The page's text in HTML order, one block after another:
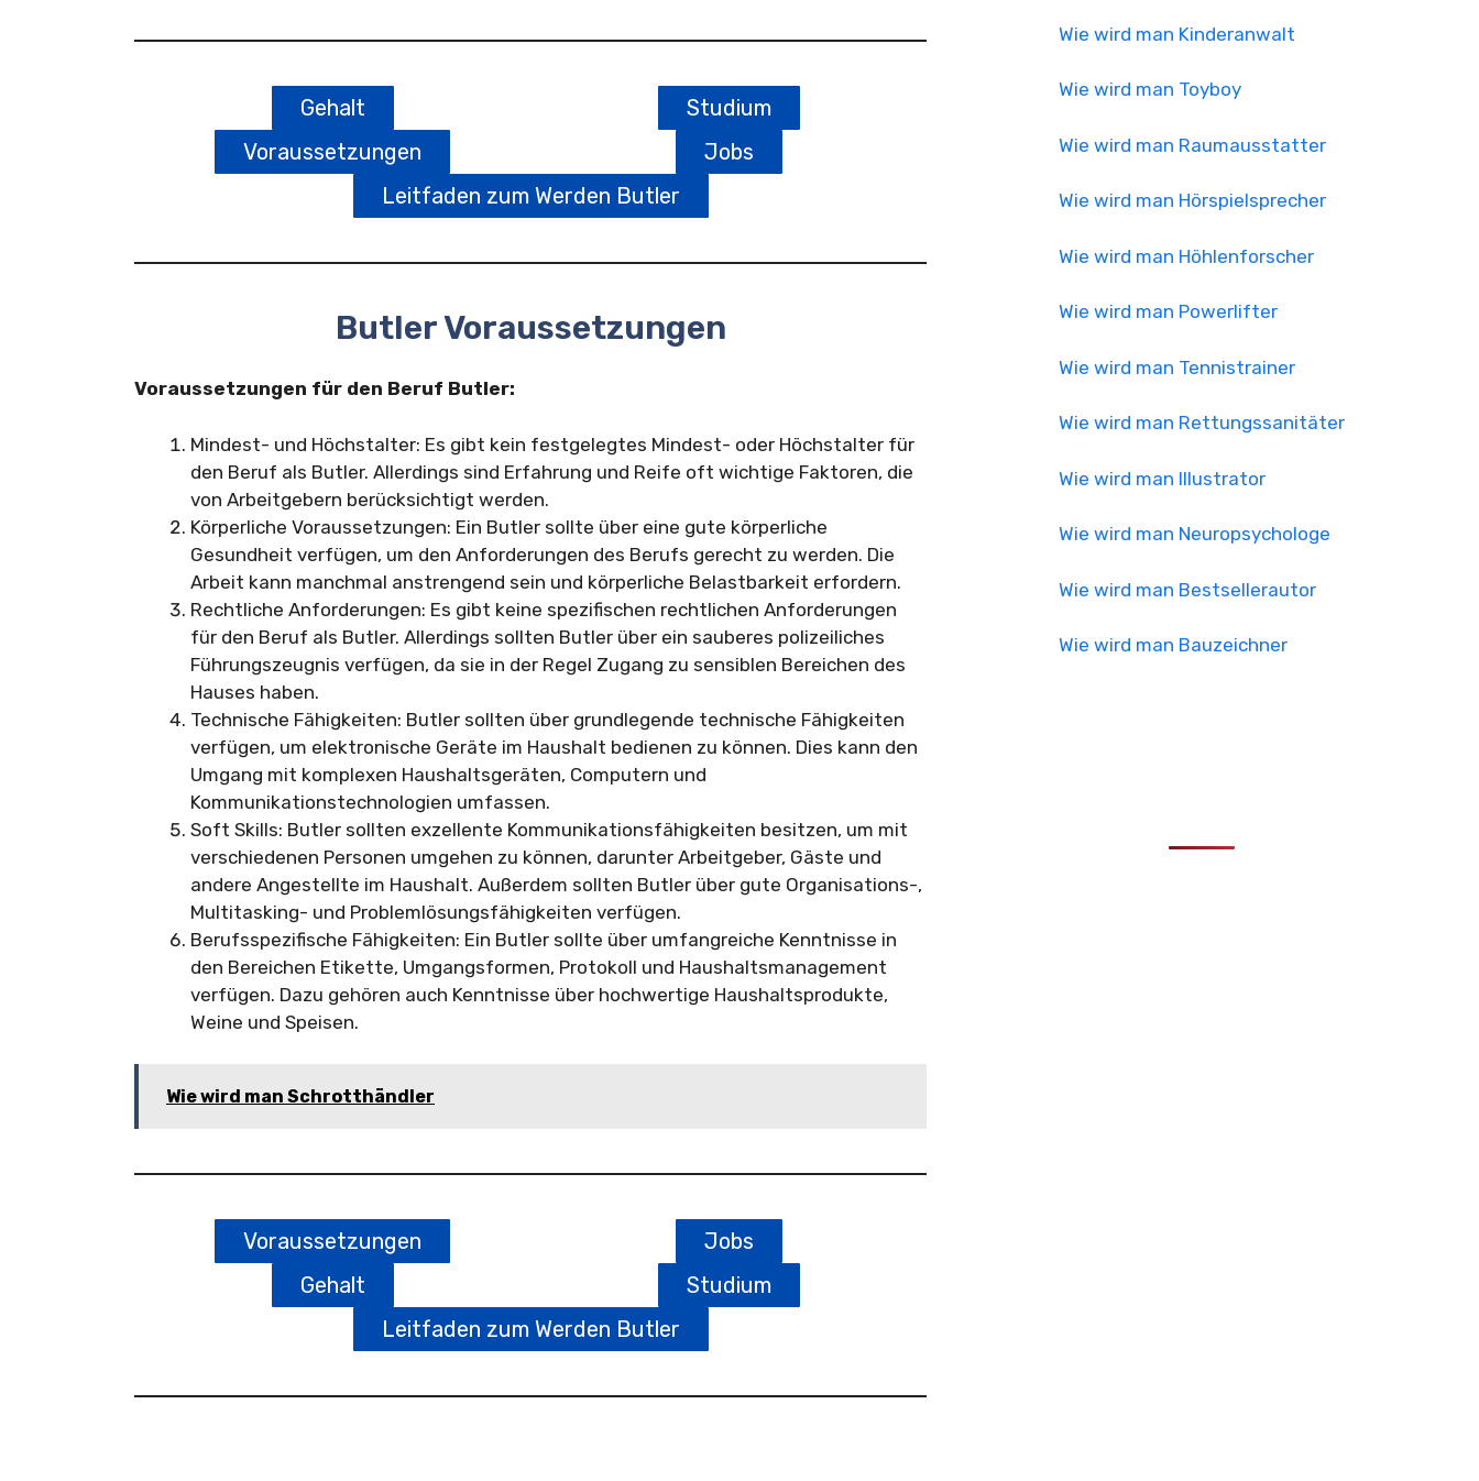
Gehalt
Studium
Voraussetzungen
Jobs
Leitfaden zum Werden Butler
Butler Voraussetzungen
Voraussetzungen für den Beruf Butler:
Mindest- und Höchstalter: Es gibt kein festgelegtes Mindest- oder Höchstalter für
den Beruf als Butler. Allerdings sind Erfahrung und Reife oft wichtige Faktoren, die
von Arbeitgebern berücksichtigt werden.
Körperliche Voraussetzungen: Ein Butler sollte über eine gute körperliche
Gesundheit verfügen, um den Anforderungen des Berufs gerecht zu werden. Die
Arbeit kann manchmal anstrengend sein und körperliche Belastbarkeit erfordern.
Rechtliche Anforderungen: Es gibt keine spezifischen rechtlichen Anforderungen
für den Beruf als Butler. Allerdings sollten Butler über ein sauberes polizeiliches
Führungszeugnis verfügen, da sie in der Regel Zugang zu sensiblen Bereichen des
Hauses haben.
Technische Fähigkeiten: Butler sollten über grundlegende technische Fähigkeiten
verfügen, um elektronische Geräte im Haushalt bedienen zu können. Dies kann den
Umgang mit komplexen Haushaltsgeräten, Computern und
Kommunikationstechnologien umfassen.
Soft Skills: Butler sollten exzellente Kommunikationsfähigkeiten besitzen, um mit
verschiedenen Personen umgehen zu können, darunter Arbeitgeber, Gäste und
andere Angestellte im Haushalt. Außerdem sollten Butler über gute Organisations-,
Multitasking- und Problemlösungsfähigkeiten verfügen.
Berufsspezifische Fähigkeiten: Ein Butler sollte über umfangreiche Kenntnisse in
den Bereichen Etikette, Umgangsformen, Protokoll und Haushaltsmanagement
verfügen. Dazu gehören auch Kenntnisse über hochwertige Haushaltsprodukte,
Weine und Speisen.
Wie wird man Schrotthändler
Voraussetzungen
Jobs
Gehalt
Studium
Leitfaden zum Werden Butler
Wie wird man Kinderanwalt
Wie wird man Toyboy
Wie wird man Raumausstatter
Wie wird man Hörspielsprecher
Wie wird man Höhlenforscher
Wie wird man Powerlifter
Wie wird man Tennistrainer
Wie wird man Rettungssanitäter
Wie wird man Illustrator
Wie wird man Neuropsychologe
Wie wird man Bestsellerautor
Wie wird man Bauzeichner